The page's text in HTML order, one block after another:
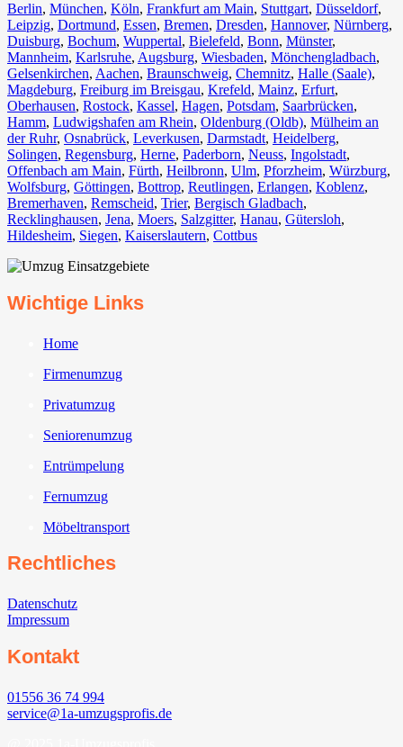
Berlin⁠, München, Köln⁠, Frankfurt am Main, Stuttgart, Düsseldorf,
Leipzig, Dortmund, Essen, Bremen, Dresden, Hannover, Nürnberg,
Duisburg⁠, Bochum, Wuppertal⁠, Bielefeld⁠, Bonn⁠, Münster⁠,
Mannheim, Karlsruhe, Augsburg, Wiesbaden⁠, Mönchengladbach⁠,
Gelsenkirchen⁠, Aachen⁠, Braunschweig, Chemnitz⁠, Halle (Saale)⁠,
Magdeburg, Freiburg im Breisgau⁠, Krefeld⁠, Mainz⁠, Erfurt,
Oberhausen⁠, Rostock⁠, Kassel⁠, Hagen, Potsdam, Saarbrücken⁠,
Hamm, Ludwigshafen am Rhein⁠, Oldenburg (Oldb), Mülheim an
der Ruhr, Osnabrück⁠, Leverkusen, Darmstadt⁠, Heidelberg,
Solingen, Regensburg, Herne⁠, Paderborn, Neuss, Ingolstadt,
Offenbach am Main, Fürth⁠, Heilbronn, Ulm⁠, Pforzheim, Würzburg,
Wolfsburg⁠, Göttingen, Bottrop, Reutlingen, Erlangen⁠, Koblenz,
Bremerhaven⁠, Remscheid, Trier⁠, Bergisch Gladbach,
Recklinghausen, Jena⁠, Moers⁠, Salzgitter⁠, Hanau, Gütersloh,
Hildesheim⁠, Siegen⁠, Kaiserslautern⁠, Cottbus⁠
Wichtige Links
Home
Firmenumzug
Privatumzug
Seniorenumzug
Entrümpelung
Fernumzug
Möbeltransport
Rechtliches
Datenschutz
Impressum
Kontakt
01556 36 74 994
service@1a-umzugsprofis.de